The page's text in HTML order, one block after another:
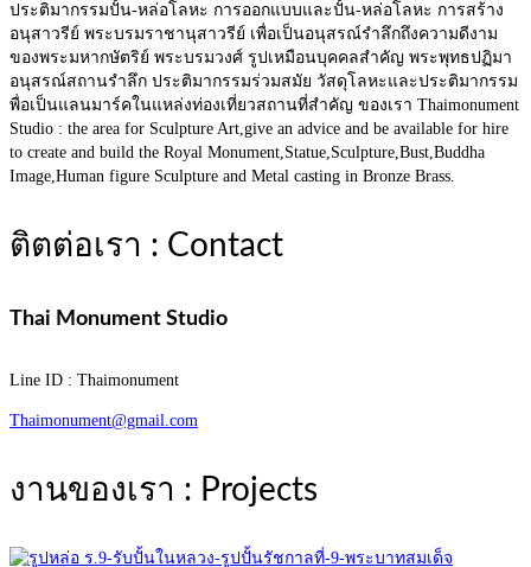
ประติมากรรมปั้น-หล่อโลหะ การออกแบบและปั้น-หล่อโลหะ การสร้าง
อนุสาวรีย์ พระบรมราชานุสาวรีย์ เพื่อเป็นอนุสรณ์รำลึกถึงความดีงาม
ของพระมหากษัตริย์ พระบรมวงศ์ รูปเหมือนบุคคลสำคัญ พระพุทธปฏิมา
อนุสรณ์สถานรำลึก ประติมากรรมร่วมสมัย วัสดุโลหะและประติมากรรม
พื่อเป็นแลนมาร์คในแหล่งท่องเที่ยวสถานที่สำคัญ ของเรา Thaimonument
Studio : the area for Sculpture Art,give an advice and be available for hire
to create and build the Royal Monument,Statue,Sculpture,Bust,Buddha
Image,Human figure Sculpture and Metal casting in Bronze Brass.
ติตต่อเรา : Contact
Thai Monument Studio
Line ID : Thaimonument
Thaimonument@gmail.com
งานของเรา : Projects